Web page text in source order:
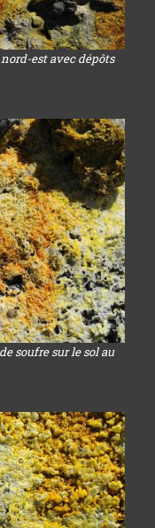
est avec dépôts
soufre sur le sol au